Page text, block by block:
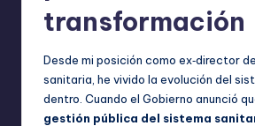
transformación
Desde mi posición como ex‑director
sanitaria, he vivido la evolución del
dentro. Cuando el Gobierno anunció
gestión pública del sistema